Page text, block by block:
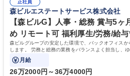
平均100件前後■メール・手紙：同上40件前後 募集職種 中野本社【お客様
相談室】お客様のお声をもとにより良い商品
すのでご安心ください。 【当社について】
う会社として、お客様との出会いを大切にし
を込めてコミュニケーションをとりながら
す。 学歴・資格 学歴：大学院 大学 高専 短大 専修学校 高校 語学力： 資
格：
正社員
森ビルエステートサービス株式会社
【森ビルG】人事・総務 賞与5
め リモート可 福利厚生/労務/給
森ビルグループの安定した環境で、バックオフィス
します。 労務と総務の業務をバランスよく担当し、
にも挑戦できる、やりがいある環境です。
月給
26万2000円～36万4000円